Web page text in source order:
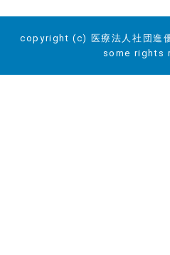
copyright (c) 医療法人社団進
some rights